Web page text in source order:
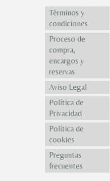
Términos y
condiciones
Proceso de
compra,
encargos y
reservas
Aviso Legal
Política de
Privacidad
Política de
cookies
Preguntas
frecuentes